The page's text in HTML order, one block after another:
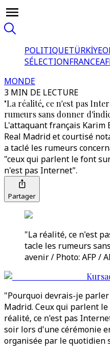
POLITIQUETÜRKİYE
SÉLECTIONFRANCE
MONDE
3 MIN DE LECTURE
"La réalité, ce n'est pas
rumeurs sans donner
L'attaquant français Karim
Real Madrid et courtisé
a taclé les rumeurs
"ceux qui parlent le font
n'est pas Internet".
Partager
"La réalité, ce n'est
tacle les rumeurs
avenir / Photo: AFP /
"Pourquoi devrais-je parler
Madrid. Ceux qui parlent
réalité, ce n'est pas
soir lors d'une cérémonie
organisée par le quotidien